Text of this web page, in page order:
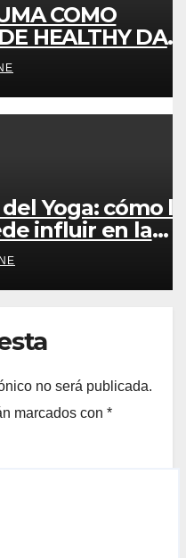
COMO
HEALTHY DAY
UNA
Yoga: cómo la
influir en la
y la
no será publicada.
marcados con *